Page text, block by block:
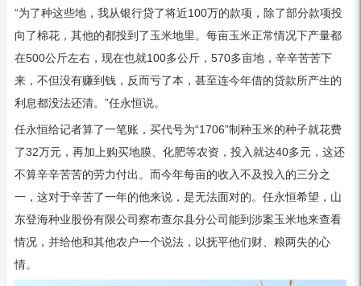
“为了种这些地，我从银行贷了将近100万的款项，除了部分款项投
向了棉花，其他的都投到了玉米地里。每亩玉米正常情况下产量都
在500公斤左右，现在也就100多公斤，570多亩地，辛辛苦苦下
来，不但没有赚到钱，反而亏了本，甚至连今年借的贷款所产生的
利息都没法还清。”任永恒说。
任永恒给记者算了一笔账，买代号为“1706”制种玉米的种子就花费
了32万元，再加上购买地膜、化肥等农资，投入就达40多元，这还
不算辛辛苦苦的劳力付出。而今年每亩的收入不及投入的三分之
一，这对于辛苦了一年的他来说，是无法面对的。任永恒希望，山
东登海种业股份有限公司察布查尔县分公司能到涉案玉米地来查看
情况，并给他和其他农户一个说法，以抚平他们财、粮两失的心
情。